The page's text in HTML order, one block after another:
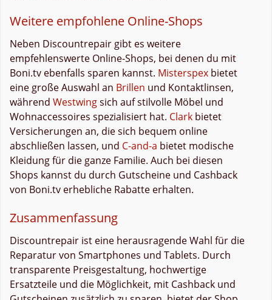
Weitere empfohlene Online-Shops
Neben Discountrepair gibt es weitere
empfehlenswerte Online-Shops, bei denen du mit
Boni.tv ebenfalls sparen kannst. Misterspex bietet
eine große Auswahl an Brillen und Kontaktlinsen,
während Westwingsich auf stilvolle Möbel und
Wohnaccessoires spezialisiert hat. Clark bietet
Versicherungen an, die sich bequem online
abschließen lassen, und C-and-a bietet modische
Kleidung für die ganze Familie. Auch bei diesen
Shops kannst du durch Gutscheine und Cashback
von Boni.tv erhebliche Rabatte erhalten.
Zusammenfassung
Discountrepair ist eine herausragende Wahl für die
Reparatur von Smartphones und Tablets. Durch
transparente Preisgestaltung, hochwertige
Ersatzteile und die Möglichkeit, mit Cashback und